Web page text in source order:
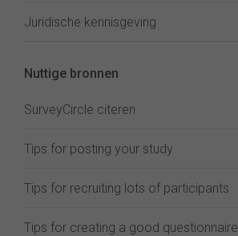
Juridische kennisgeving
Nuttige bronnen
SurveyCircle citeren
Tips for posting your study
Tips for recruiting lots of participants
Tips for creating a good questionnaire